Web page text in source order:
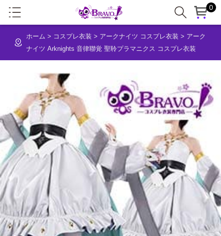
0
ホーム > コスプレ衣装 > アークナイツ コスプレ衣装 > アーク
ナイツ Arknights 音律聯覚 聖聆プラマニクス コスプレ衣装